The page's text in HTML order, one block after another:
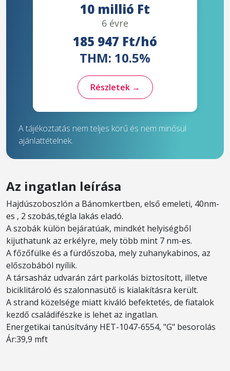
10 millió Ft
6 évre
185 947 Ft/hó
THM: 10.5%
Részletek →
A tájékoztatás nem teljes körű és nem minősül
ajánlattételnek.
Az ingatlan leírása
Hajdúszoboszlón a Bánomkertben, első emeleti, 40nm-
es , 2 szobás,tégla lakás eladó.
A szobák külön bejáratúak, mindkét helyiségből
kijuthatunk az erkélyre, mely több mint 7 nm-es.
A főzőfülke és a fürdőszoba, mely zuhanykabinos, az
előszobából nyílik.
A társasház udvarán zárt parkolás biztosított, illetve
biciklitároló és szalonnasütő is kialakításra került.
A strand közelsége miatt kiváló befektetés, de fiatalok
kezdő családifészke is lehet az ingatlan.
Energetikai tanúsítvány HET-1047-6554, "G" besorolás
Ár:39,9 mft